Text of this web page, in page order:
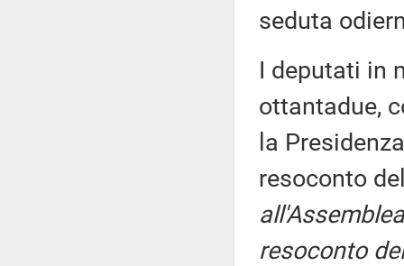
seduta
I deputati in
ottantadue,
la
resoconto
resoconto